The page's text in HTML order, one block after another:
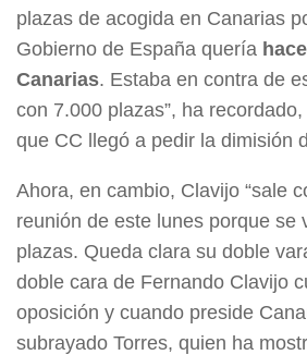
plazas de acogida en Canarias
Gobierno de España quería
Canarias. Estaba en contra de
con 7.000 plazas”, ha
que CC llegó a pedir la dimisión
Ahora, en cambio, Clavijo “sale
reunión de este lunes porque se
plazas. Queda clara su doble
doble cara de Fernando Clavijo
oposición y cuando preside
subrayado Torres, quien ha